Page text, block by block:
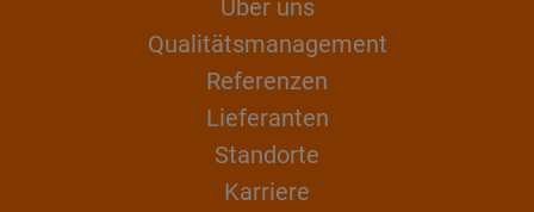
Über uns
Qualitätsmanagement
Referenzen
Lieferanten
Standorte
Karriere